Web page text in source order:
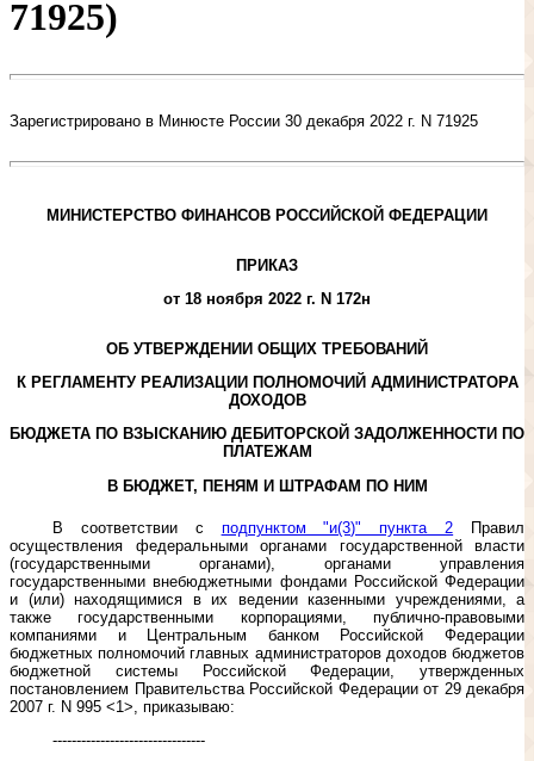
71925)
Зарегистрировано в Минюсте России 30 декабря 2022 г. N 71925
МИНИСТЕРСТВО ФИНАНСОВ РОССИЙСКОЙ ФЕДЕРАЦИИ
ПРИКАЗ
от 18 ноября 2022 г. N 172н
ОБ УТВЕРЖДЕНИИ ОБЩИХ ТРЕБОВАНИЙ
К РЕГЛАМЕНТУ РЕАЛИЗАЦИИ ПОЛНОМОЧИЙ АДМИНИСТРАТОРА
ДОХОДОВ
БЮДЖЕТА ПО ВЗЫСКАНИЮ ДЕБИТОРСКОЙ ЗАДОЛЖЕННОСТИ ПО
ПЛАТЕЖАМ
В БЮДЖЕТ, ПЕНЯМ И ШТРАФАМ ПО НИМ
В соответствии с подпунктом "и(3)" пункта 2 Правил
осуществления федеральными органами государственной власти
(государственными органами), органами управления
государственными внебюджетными фондами Российской Федерации
и (или) находящимися в их ведении казенными учреждениями, а
также государственными корпорациями, публично-правовыми
компаниями и Центральным банком Российской Федерации
бюджетных полномочий главных администраторов доходов бюджетов
бюджетной системы Российской Федерации, утвержденных
постановлением Правительства Российской Федерации от 29 декабря
2007 г. N 995 <1>, приказываю:
--------------------------------